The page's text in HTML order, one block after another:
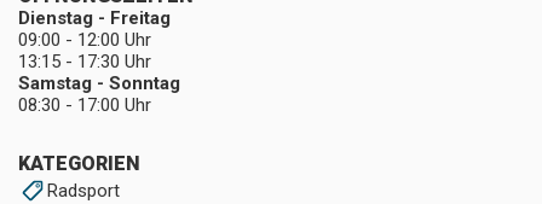
KATEGORIEN
Radsport
Dienstag - Freitag
09:00 - 12:00 Uhr
13:15 - 17:30 Uhr
Samstag - Sonntag
08:30 - 17:00 Uhr